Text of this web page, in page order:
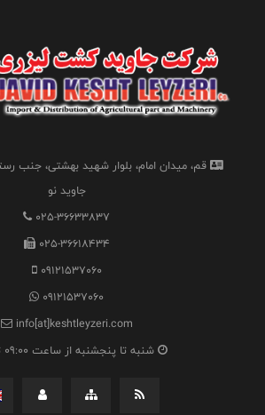
قم، میدان امام، بلوار شهید بهشتی، جنب
جاوید نو
025-36633837
025-36618434
09121537060
09121537060
info[at]keshtleyzeri.com
شنبه تا پنجشنبه از ساعت 09:00 تا 18:00